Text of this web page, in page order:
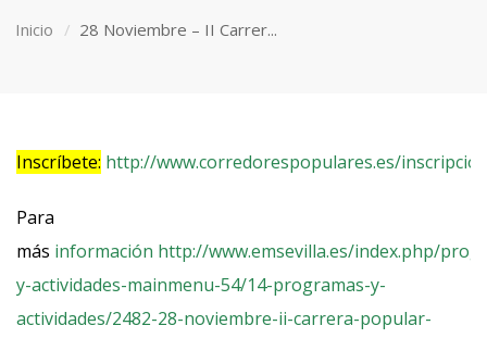
Inicio
28 Noviembre – II Carrer...
Inscríbete: http://www.corredorespopulares.es/
Para
más información http://www.emsevilla.es/index.php/
y-actividades-mainmenu-54/14-programas-y-
actividades/2482-28-noviembre-ii-carrera-popular-